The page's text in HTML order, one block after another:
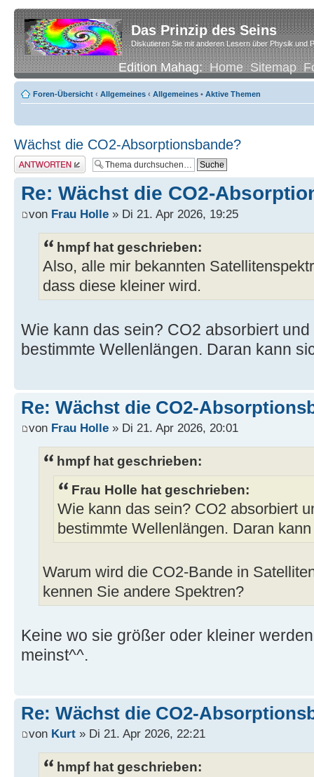
Das Prinzip des Seins
Diskutieren Sie mit anderen Lesern über Physik und
Edition Mahag:Home Sitemap
Foren-Übersicht ‹ Allgemeines ‹ Allgemeines • Aktive Themen
Wächst die CO2-Absorptionsbande?
Antwort erstellen
Re: Wächst die CO2-
von Frau Holle » Di 21. Apr 2026, 19:25
hmpf hat geschrieben:
Also, alle mir bekannten
dass diese kleiner wird.
Wie kann das sein? CO2 absorbiert
bestimmte Wellenlängen. Daran kann
Re: Wächst die CO2-
von Frau Holle » Di 21. Apr 2026, 20:01
hmpf hat geschrieben:
Frau Holle hat geschrieben:
Wie kann das sein? CO2 absorbiert
bestimmte Wellenlängen. Daran
Warum wird die CO2-Bande in
kennen Sie andere Spektren?
Keine wo sie größer oder kleiner
meinst^^.
Re: Wächst die CO2-
von Kurt » Di 21. Apr 2026, 22:21
hmpf hat geschrieben: